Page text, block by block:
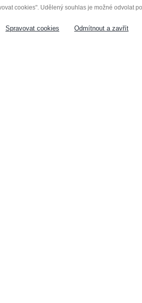
cookies". Udělený souhlas je možné odvolat
Spravovat cookies Odmítnout a zavřít